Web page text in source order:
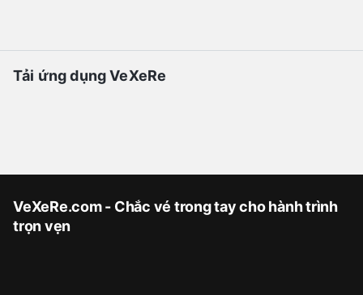
Tải ứng dụng VeXeRe
VeXeRe.com - Chắc vé trong tay cho hành trình
trọn vẹn